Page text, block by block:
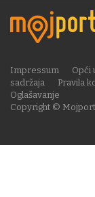
Copyright ©
Impressum Opći
sadržaja
Pravila
Oglašavanje